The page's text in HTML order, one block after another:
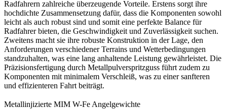
Radfahrern zahlreiche überzeugende Vorteile. Erstens sorgt ihre
hochdichte Zusammensetzung dafür, dass die Komponenten sowohl
leicht als auch robust sind und somit eine perfekte Balance für
Radfahrer bieten, die Geschwindigkeit und Zuverlässigkeit suchen.
Zweitens macht sie ihre robuste Konstruktion in der Lage, den
Anforderungen verschiedener Terrains und Wetterbedingungen
standzuhalten, was eine lang anhaltende Leistung gewährleistet. Die
Präzisionsfertigung durch Metallpulverspritzguss führt zudem zu
Komponenten mit minimalem Verschleiß, was zu einer sanfteren
und effizienteren Fahrt beiträgt.
Metallinjizierte MIM W-Fe Angelgewichte